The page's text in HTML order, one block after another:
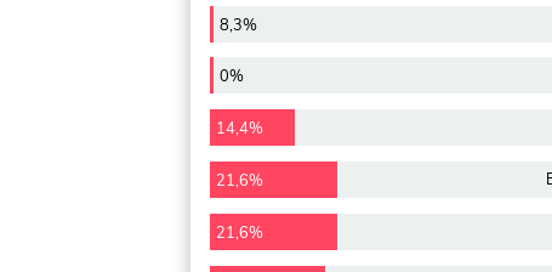
8,3%
0%
14,4%
21,6%
21,6%